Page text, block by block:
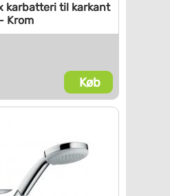
karbatteri tilkarkant
- Krom
Køb